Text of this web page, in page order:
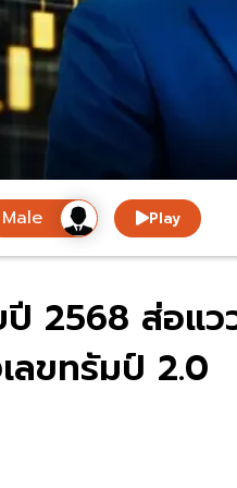
Play
2568 ส่อแว
ลขทรัมป์ 2.0